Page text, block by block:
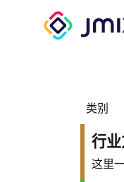
类别
行
这里